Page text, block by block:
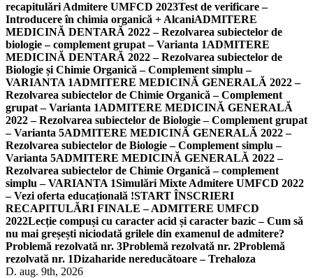
recapitulări Admitere UMFCD 2023Test de verificare –
Introducere în chimia organică + AlcaniADMITERE
MEDICINĂ DENTARĂ 2022 – Rezolvarea subiectelor de
biologie – complement grupat – Varianta 1ADMITERE
MEDICINĂ DENTARĂ 2022 – Rezolvarea subiectelor de
Biologie și Chimie Organică – Complement simplu –
VARIANTA 1ADMITERE MEDICINĂ GENERALĂ 2022 –
Rezolvarea subiectelor de Chimie Organică – Complement
grupat – Varianta 1ADMITERE MEDICINĂ GENERALĂ
2022 – Rezolvarea subiectelor de Biologie – Complement grupat
– Varianta 5ADMITERE MEDICINĂ GENERALĂ 2022 –
Rezolvarea subiectelor de Biologie – Complement simplu –
Varianta 5ADMITERE MEDICINĂ GENERALĂ 2022 –
Rezolvarea subiectelor de Chimie Organică – complement
simplu – VARIANTA 1Simulări Mixte Admitere UMFCD 2022
– Vezi oferta educațională !START ÎNSCRIERI
RECAPITULĂRI FINALE – ADMITERE UMFCD
2022Lecție compuși cu caracter acid și caracter bazic – Cum să
nu mai greșești niciodată grilele din examenul de admitere?
Problemă rezolvată nr. 3Problemă rezolvată nr. 2Problemă
rezolvată nr. 1Dizaharide nereducătoare – Trehaloza
D. aug. 9th, 2026